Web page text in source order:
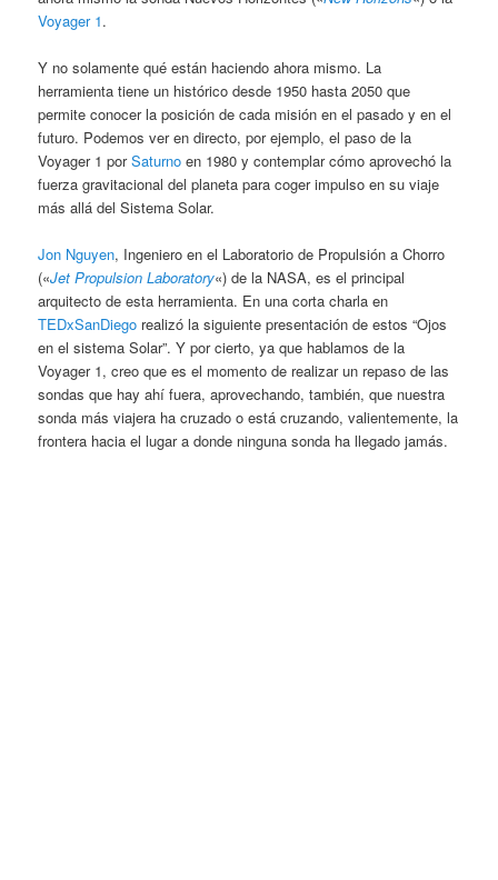
Voyager 1.
Y no solamente qué están haciendo ahora mismo. La
herramienta tiene un histórico desde 1950 hasta 2050 que
permite conocer la posición de cada misión en el pasado y en el
futuro. Podemos ver en directo, por ejemplo, el paso de la
Voyager 1 porSaturno en 1980 y contemplar cómo aprovechó la
fuerza gravitacional del planeta para coger impulso en su viaje
más allá del Sistema Solar.
Jon Nguyen, Ingeniero en el Laboratorio de Propulsión a Chorro
(«Jet Propulsion Laboratory«) de la NASA, es el principal
arquitecto de esta herramienta. En una corta charla en
TEDxSanDiego realizó la siguiente presentación de estos “Ojos
en el sistema Solar”. Y por cierto, ya que hablamos de la
Voyager 1, creo que es el momento de realizar un repaso de las
sondas que hay ahí fuera, aprovechando, también, que nuestra
sonda más viajera ha cruzado o está cruzando, valientemente, la
frontera hacia el lugar a donde ninguna sonda ha llegado jamás.